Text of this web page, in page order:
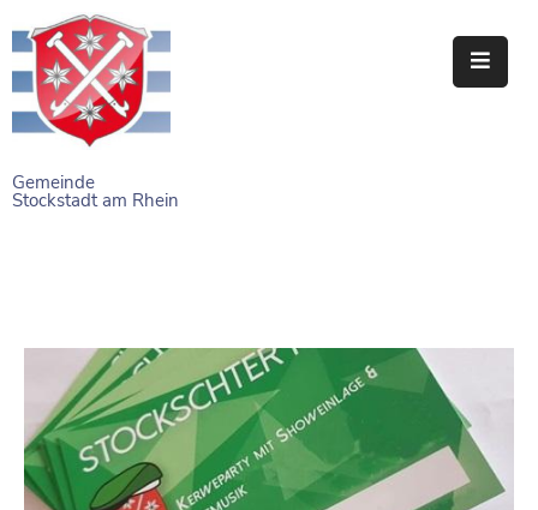
Gemeinde
Stockstadt am Rhein
STARTSEITE
BÜRGERSERVICE
FREIZEITEINRICHTUNGEN
VEREINE